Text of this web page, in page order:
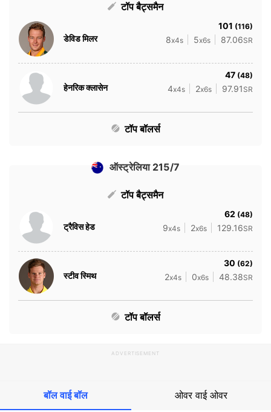
टॉप बैट्समैन
डेविड मिलर
101 (116)
8x4s 5x6s 87.06SR
हेनरिक क्लासेन
47 (48)
4x4s 2x6s 97.91 SR
टॉप बॉलर्स
ऑस्ट्रेलिया 215/7
टॉप बैट्समैन
ट्रैविस हेड
62 (48)
9x4s 2x6s 129.16SR
स्टीव स्मिथ
30 (62)
2x4s 0x6s 48.38SR
टॉप बॉलर्स
ADVERTISEMENT
बॉल वाई बॉल ओवर वाई ओवर